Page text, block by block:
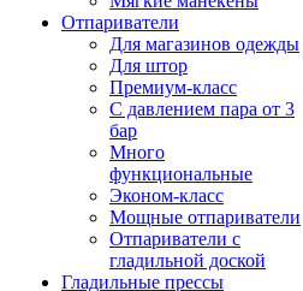
Отпариватели
Для магазинов одежды
Для штор
Премиум-класс
С давлением пара от 3
бар
Много
функциональные
Эконом-класс
Мощные отпариватели
Отпариватели с
гладильной доской
Гладильные прессы